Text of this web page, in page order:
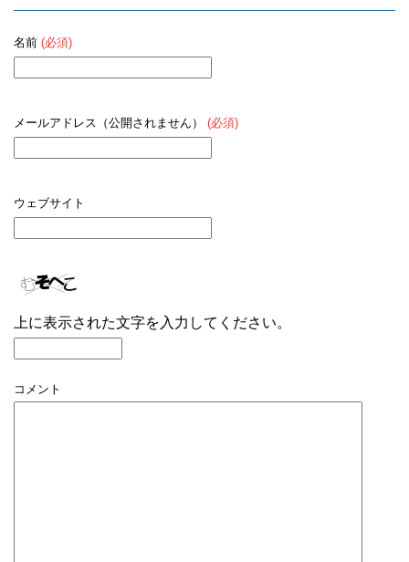
名前 (必須)
メールアドレス（公開されません） (必須)
ウェブサイト
上に表示された文字を入力してください。
コメント